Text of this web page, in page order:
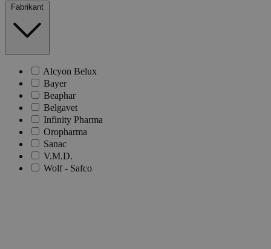
Fabrikant
Alcyon Belux
Bayer
Beaphar
Belgavet
Infinity Pharma
Oropharma
Sanac
V.M.D.
Wolf - Safco